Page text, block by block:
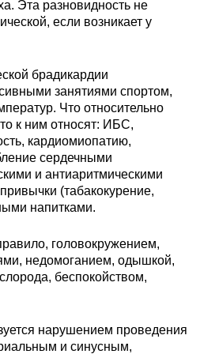
Эта разновидность не
если возникает у
брадикардии
занятиями спортом,
Что относительно
к ним относят: ИБС,
кардиомиопатию,
сердечными
и антиаритмическими
(табакокурение,
напитками.
головокружением,
недомоганием, одышкой,
беспокойством,
нарушением проведения
и синусным,